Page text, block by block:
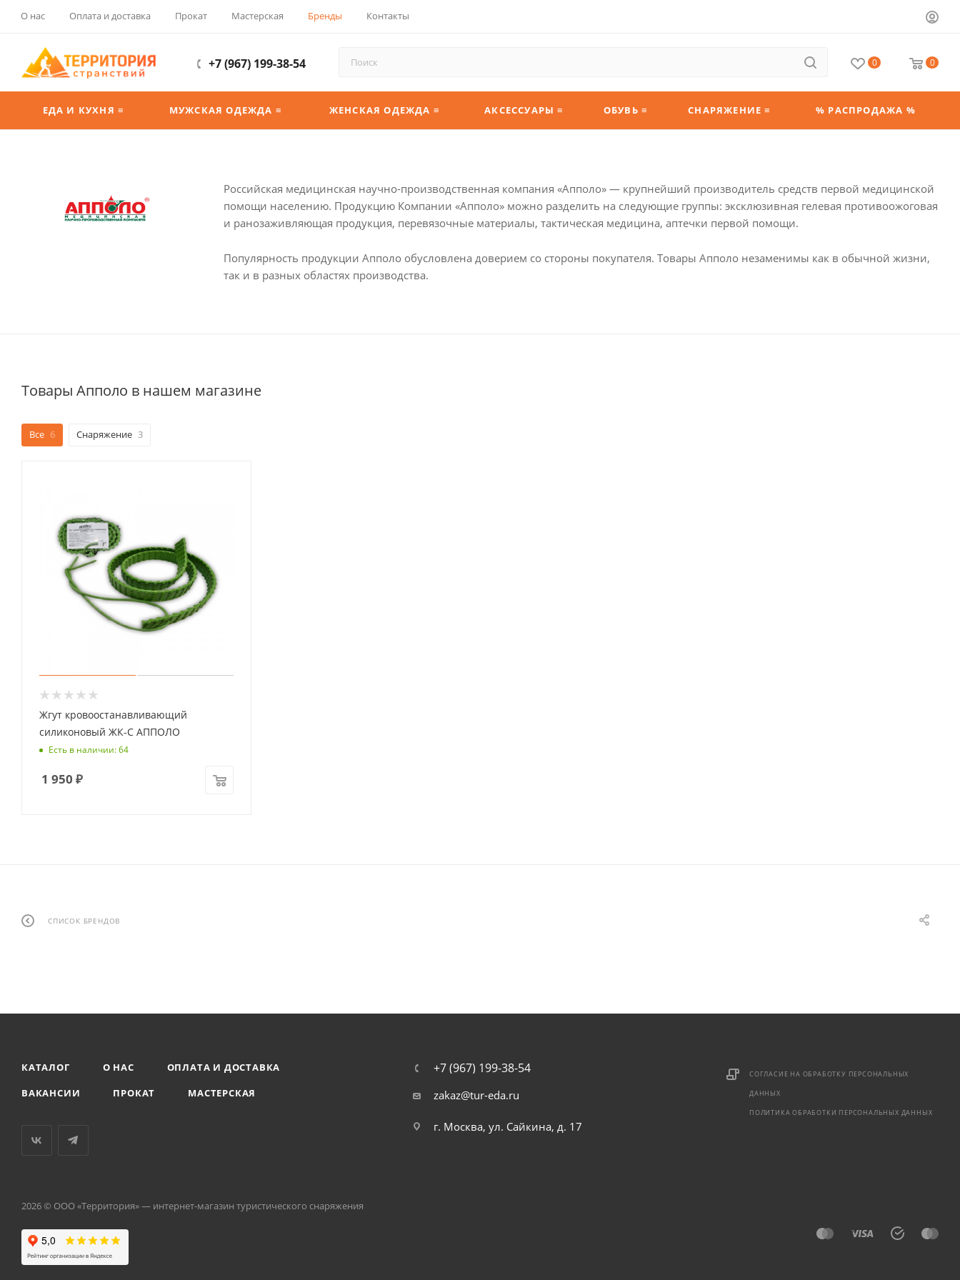
О нас Оплата и доставка Прокат Мастерская Бренды Контакты
+7 (967) 199-38-54 0 0
ЕДА И КУХНЯ ≡ МУЖСКАЯ ОДЕЖДА ≡ ЖЕНСКАЯ ОДЕЖДА ≡ АКСЕССУАРЫ ≡ ОБУВЬ ≡ СНАРЯЖЕНИЕ ≡ % РАСПРОДАЖА %
Российская медицинская научно-производственная компания «Апполо» — крупнейший производитель средств первой медицинской
помощи населению. Продукцию Компании «Апполо» можно разделить на следующие группы: эксклюзивная гелевая противоожоговая
и ранозаживляющая продукция, перевязочные материалы, тактическая медицина, аптечки первой помощи.
Популярность продукции Апполо обусловлена доверием со стороны покупателя. Товары Апполо незаменимы как в обычной жизни,
так и в разных областях производства.
Товары Апполо в нашем магазине
Все 6 Снаряжение 3
Жгут кровоостанавливающий
силиконовый ЖК-С АППОЛО
Есть в наличии: 64
1 950 ₽
СПИСОК БРЕНДОВ
КАТАЛОГ О НАС
ОПЛАТА И ДОСТАВКА
ВАКАНСИИ
ПРОКАТ МАСТЕРСКАЯ
+7 (967) 199-38-54
zakaz@tur-eda.ru
г. Москва, ул. Сайкина, д. 17
СОГЛАСИЕ НА ОБРАБОТКУ ПЕРСОНАЛЬНЫХ
ДАННЫХ
ПОЛИТИКА ОБРАБОТКИ ПЕРСОНАЛЬНЫХ ДАННЫХ
2026 © ООО «Территория» — интернет-магазин туристического снаряжения